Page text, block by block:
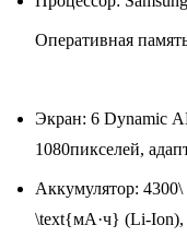
Оперативная
Экран: 6 Dynamic
1080пикселей,
Аккумулятор: 4300\
\text{мА·ч} (Li‑Ion),